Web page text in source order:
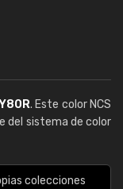
. Este color NCS
del sistema de color
colecciones